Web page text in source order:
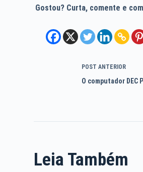
Gostou? Curta, comente e
POST ANTERIOR
O computador DEC
Leia Também